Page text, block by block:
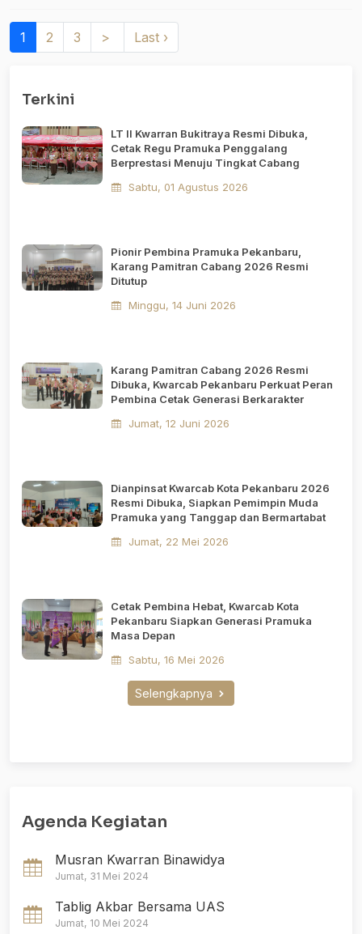
1 (current)
2 3 > Last ›
Terkini
LT II Kwarran Bukitraya Resmi Dibuka,
Cetak Regu Pramuka Penggalang
Berprestasi Menuju Tingkat Cabang
Sabtu, 01 Agustus 2026
Pionir Pembina Pramuka Pekanbaru,
Karang Pamitran Cabang 2026 Resmi
Ditutup
Minggu, 14 Juni 2026
Karang Pamitran Cabang 2026 Resmi
Dibuka, Kwarcab Pekanbaru Perkuat Peran
Pembina Cetak Generasi Berkarakter
Jumat, 12 Juni 2026
Dianpinsat Kwarcab Kota Pekanbaru 2026
Resmi Dibuka, Siapkan Pemimpin Muda
Pramuka yang Tanggap dan Bermartabat
Jumat, 22 Mei 2026
Cetak Pembina Hebat, Kwarcab Kota
Pekanbaru Siapkan Generasi Pramuka
Masa Depan
Sabtu, 16 Mei 2026
Selengkapnya
Agenda Kegiatan
Musran Kwarran Binawidya
Jumat, 31 Mei 2024
Tablig Akbar Bersama UAS
Jumat, 10 Mei 2024